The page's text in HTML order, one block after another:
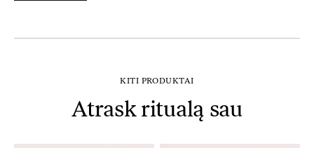
KITI PRODUKTAI
Atrask ritualą sau